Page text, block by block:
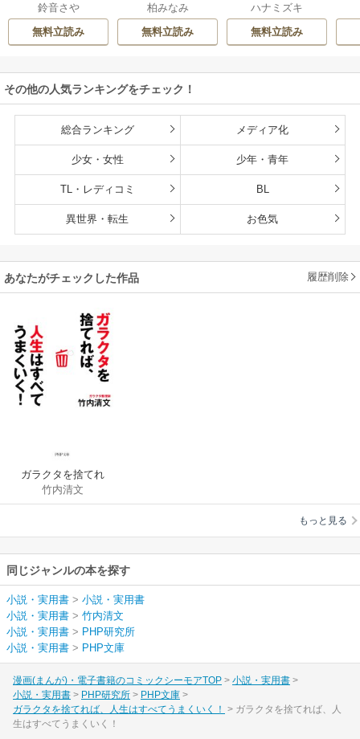
た
鈴音さや
無料立読み
私を捨てる
柏みなみ
無料立読み
様、どうか私のこ
とは忘れてくださ
い
ハナミズキ
無料立読み
その他の人気ランキングをチェック！
総合ランキング メディア化
少女・女性 少年・青年
TL・レディコミ BL
異世界・転生 お色気
あなたがチェックした作品 履歴削除
ガラクタを捨てれ
ば、人生はすべてう
まくいく！
竹内清文
もっと見る
同じジャンルの本を探す
小説・実用書 > 小説・実用書
小説・実用書 > 竹内清文
小説・実用書 > PHP研究所
小説・実用書 > PHP文庫
漫画(まんが)・電子書籍のコミックシーモアTOP
小説・実用書
小説・実用書
PHP研究所
PHP文庫
ガラクタを捨てれば、人生はすべてうまくいく！
ガラクタを捨てれば、人
生はすべてうまくいく！